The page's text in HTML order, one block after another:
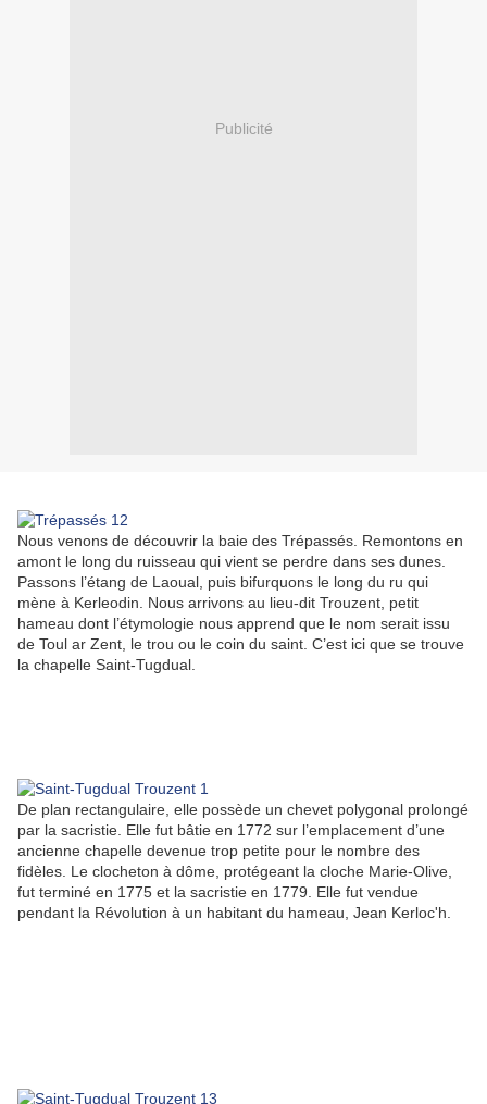
Publicité
Nous venons de découvrir la baie des Trépassés. Remontons en
amont le long du ruisseau qui vient se perdre dans ses dunes.
Passons l’étang de Laoual, puis bifurquons le long du ru qui
mène à Kerleodin. Nous arrivons au lieu-dit Trouzent, petit
hameau dont l’étymologie nous apprend que le nom serait issu
de Toul ar Zent, le trou ou le coin du saint. C’est ici que se trouve
la chapelle Saint-Tugdual.
De plan rectangulaire, elle possède un chevet polygonal prolongé
par la sacristie. Elle fut bâtie en 1772 sur l’emplacement d’une
ancienne chapelle devenue trop petite pour le nombre des
fidèles. Le clocheton à dôme, protégeant la cloche Marie-Olive,
fut terminé en 1775 et la sacristie en 1779. Elle fut vendue
pendant la Révolution à un habitant du hameau, Jean Kerloc'h.